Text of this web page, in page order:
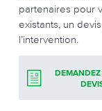
partenaires pour
existants, un
l’intervention.
DEMANDEZ